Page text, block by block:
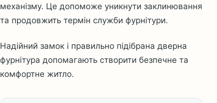
механізму. Це допоможе уникнути заклинювання
та продовжить термін служби фурнітури.
Надійний замок і правильно підібрана дверна
фурнітура допомагають створити безпечне та
комфортне житло.